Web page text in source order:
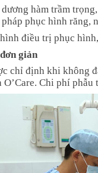
hàm trầm
phục hình
điều trị phục
giản
chỉ định khi không
Chi phí